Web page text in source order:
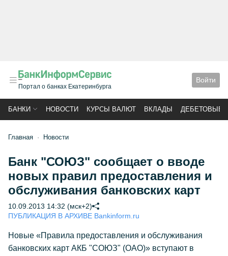
Портал о банках Екатеринбурга
Войти
БАНКИ НОВОСТИ КУРСЫ ВАЛЮТ ВКЛАДЫ ДЕБЕТОВЫЕ
Главная Новости
Банк "СОЮЗ" сообщает о вводе
новых правил предоставления и
обслуживания банковских карт
10.09.2013 14:32 (мск+2)
ПУБЛИКАЦИЯ В АРХИВЕ Bankinform.ru
Новые «Правила предоставления и обслуживания
банковских карт АКБ "СОЮЗ" (ОАО)» вступают в